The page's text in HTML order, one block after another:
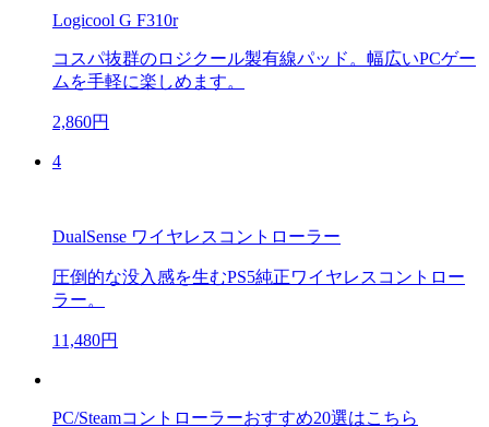
Logicool G F310r
コスパ抜群のロジクール製有線パッド。幅広いPCゲー
ムを手軽に楽しめます。
2,860円
4
DualSense ワイヤレスコントローラー
圧倒的な没入感を生むPS5純正ワイヤレスコントロー
ラー。
11,480円
PC/Steamコントローラーおすすめ20選はこちら